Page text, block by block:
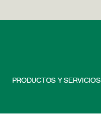
PRODUCTOS Y SERVICIOS